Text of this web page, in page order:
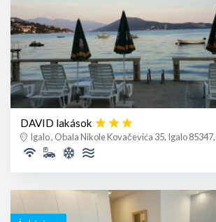
DAVID lakások
Igalo , Obala Nikole Kovačevića 35, Igalo